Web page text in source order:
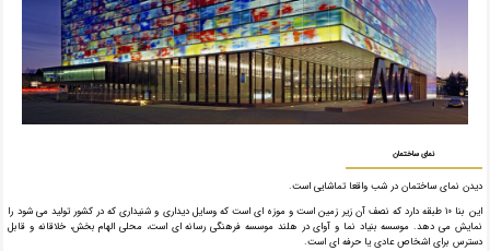
نمای ساختمان
دیدن نمای ساختمان در شب واقعا تماشایی است.
این بنا ۱۰ طبقه دارد که نصف آن زیر زمین است و موزه ای است که وسایل دیداری و شنیداری که در کشور تولید می شود را
نمایش می دهد. موسسه بنیاد نما و آوای در هلند موسسه فرهنگی رسانه ای است، محلی الهام بخش، خلاقانه و قابل
دسترس برای اشخاص عادی یا حرفه ای است.